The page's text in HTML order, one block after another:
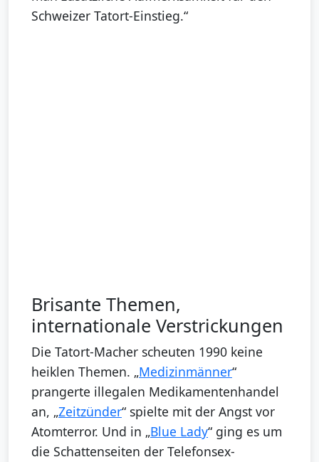
Schweizer Tatort-Einstieg.“
Brisante Themen,
internationale Verstrickungen
Die Tatort-Macher scheuten 1990 keine
heiklen Themen. „Medizinmänner“
prangerte illegalen Medikamentenhandel
an, „Zeitzünder“ spielte mit der Angst vor
Atomterror. Und in „Blue Lady“ ging es um
die Schattenseiten der Telefonsex-